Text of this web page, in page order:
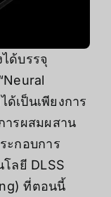
ด้บรรจุ
เป็นเพียงการ
ารผสมผสาน
ะกอบการ
ลยี DLSS
ที่ตอนนี้